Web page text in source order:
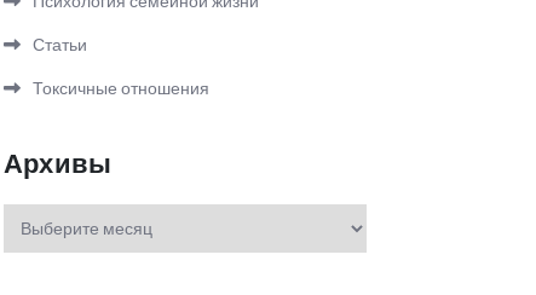
Статьи
Токсичные отношения
Архивы
Архивы